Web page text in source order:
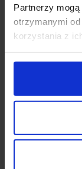
Partnerzy
otrzymanymi
korzystania z ich
AQF Multitrack